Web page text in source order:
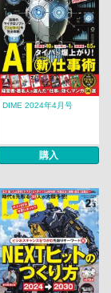
DIME 2024年4月号
購入